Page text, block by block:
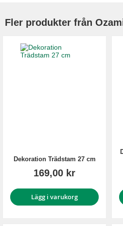
Fler produkter från
Dekoration Trädstam 27 cm
169,00 kr
Lägg i varukorg